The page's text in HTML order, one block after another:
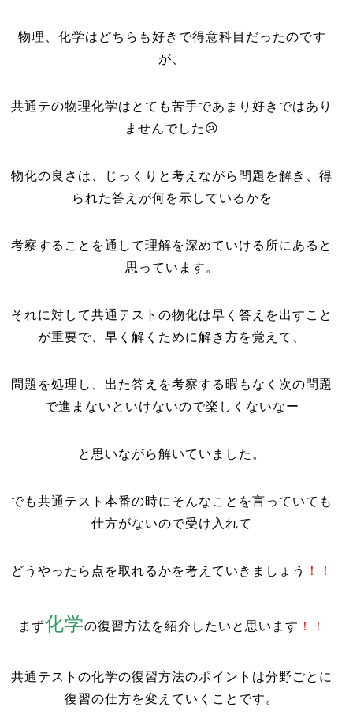
物理、化学はどちらも好きで得意科目だったのです
が、
共通テの物理化学はとても苦手であまり好きではあり
ませんでした😢
物化の良さは、じっくりと考えながら問題を解き、得
られた答えが何を示しているかを
考察することを通して理解を深めていける所にあると
思っています。
それに対して共通テストの物化は早く答えを出すこと
が重要で、早く解くために解き方を覚えて、
問題を処理し、出た答えを考察する暇もなく次の問題
で進まないといけないので楽しくないなー
と思いながら解いていました。
でも共通テスト本番の時にそんなことを言っていても
仕方がないので受け入れて
どうやったら点を取れるかを考えていきましょう ！！
まず化学の復習方法を紹介したいと思います ！！
共通テストの化学の復習方法のポイントは分野ごとに
復習の仕方を変えていくことです。